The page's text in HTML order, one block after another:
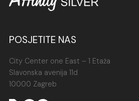
POSJETITE NAS
City Center one East – 1 Etaža
Slavonska avenija 11d
10000 Zagreb